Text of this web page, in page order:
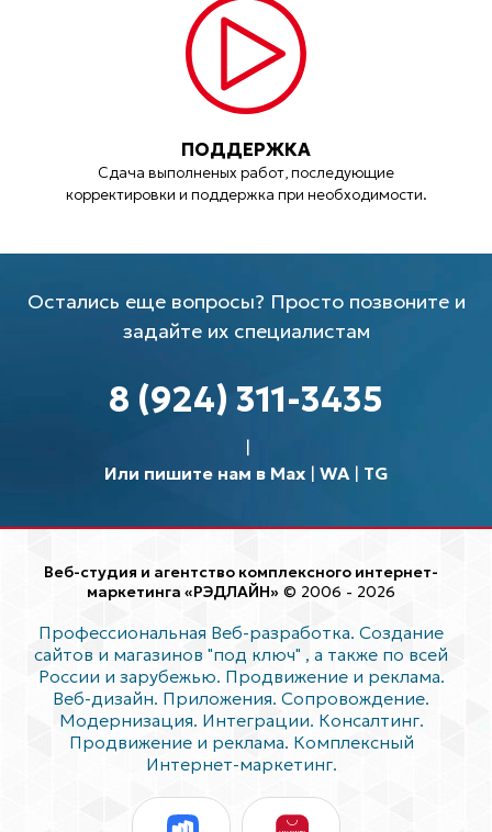
ПОДДЕРЖКА
Сдача выполненых работ, последующие
корректировки и поддержка при необходимости.
Остались еще вопросы? Просто позвоните и
задайте их специалистам
8 (924) 311-3435
Или пишите нам в Max| WA| TG
Веб-студия и агентство комплексного интернет-
маркетинга «РЭДЛАЙН» © 2006 - 2026
Профессиональная Веб-разработка. Создание
сайтов и магазинов "под ключ" , а также по всей
России и зарубежью. Продвижение и реклама.
Веб-дизайн. Приложения. Сопровождение.
Модернизация. Интеграции. Консалтинг.
Продвижение и реклама. Комплексный
Интернет-маркетинг.